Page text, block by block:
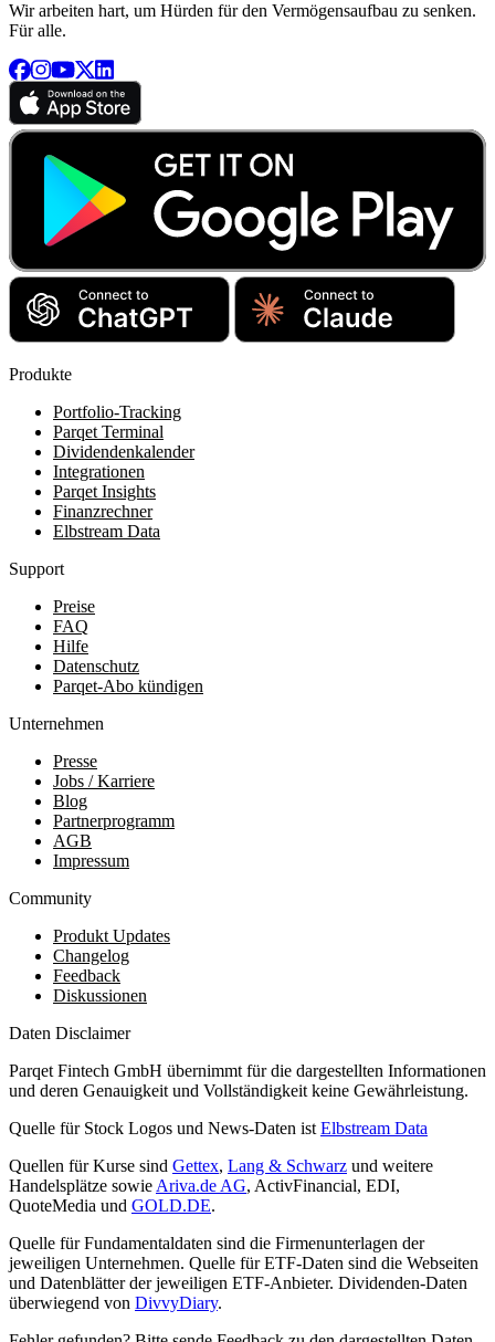
Wir arbeiten hart, um Hürden für den Vermögensaufbau zu senken.
Für alle.
Produkte
Portfolio-Tracking
Parqet Terminal
Dividendenkalender
Integrationen
Parqet Insights
Finanzrechner
Elbstream Data
Support
Preise
FAQ
Hilfe
Datenschutz
Parqet-Abo kündigen
Unternehmen
Presse
Jobs / Karriere
Blog
Partnerprogramm
AGB
Impressum
Community
Produkt Updates
Changelog
Feedback
Diskussionen
Daten Disclaimer
Parqet Fintech GmbH übernimmt für die dargestellten Informationen
und deren Genauigkeit und Vollständigkeit keine Gewährleistung.
Quelle für Stock Logos und News-Daten ist Elbstream Data
Quellen für Kurse sind Gettex, Lang & Schwarz und weitere
Handelsplätze sowie Ariva.de AG, ActivFinancial, EDI,
QuoteMedia und GOLD.DE.
Quelle für Fundamentaldaten sind die Firmenunterlagen der
jeweiligen Unternehmen. Quelle für ETF-Daten sind die Webseiten
und Datenblätter der jeweiligen ETF-Anbieter. Dividenden-Daten
überwiegend von DivvyDiary.